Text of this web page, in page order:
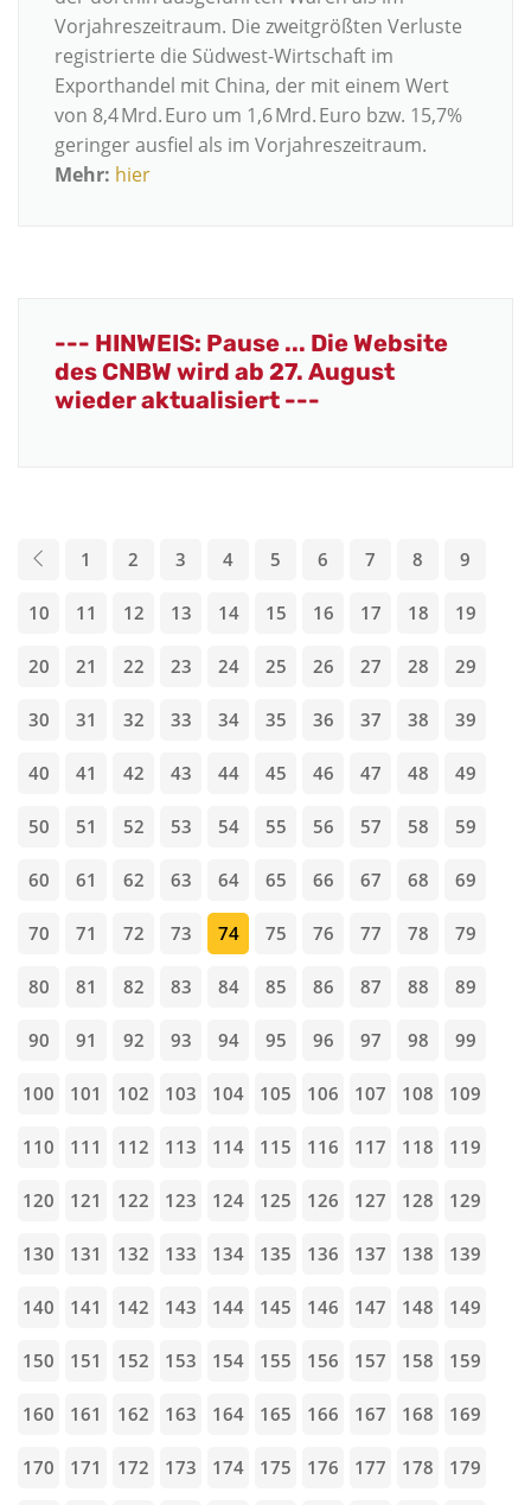
Vorjahreszeitraum. Die zweitgrößten Verluste
registrierte die Südwest-Wirtschaft im
Exporthandel mit China, der mit einem Wert
von 8,4 Mrd. Euro um 1,6 Mrd. Euro bzw. 15,7%
geringer ausfiel als im Vorjahreszeitraum.
Mehr: hier
--- HINWEIS: Pause ... Die Website
des CNBW wird ab 27. August
wieder aktualisiert ---
1 2 3 4 5 6 7 8 9
10 11 12 13 14 15 16 17 18 19
20 21 22 23 24 25 26 27 28 29
30 31 32 33 34 35 36 37 38 39
40 41 42 43 44 45 46 47 48 49
50 51 52 53 54 55 56 57 58 59
60 61 62 63 64 65 66 67 68 69
70 71 72 73 74 75 76 77 78 79
80 81 82 83 84 85 86 87 88 89
90 91 92 93 94 95 96 97 98 99
100 101 102 103 104 105 106 107 108 109
110 111 112 113 114 115 116 117 118 119
120 121 122 123 124 125 126 127 128 129
130 131 132 133 134 135 136 137 138 139
140 141 142 143 144 145 146 147 148 149
150 151 152 153 154 155 156 157 158 159
160 161 162 163 164 165 166 167 168 169
170 171 172 173 174 175 176 177 178 179